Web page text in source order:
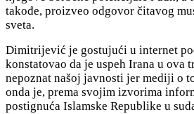
takođe, proizveo odgovor čitavog
sveta.
Dimitrijević je gostujući u internet
konstatovao da je uspeh Irana u ova
nepoznat našoj javnosti jer mediji o
onda je, prema svojim izvorima
postignuća Islamske Republike u